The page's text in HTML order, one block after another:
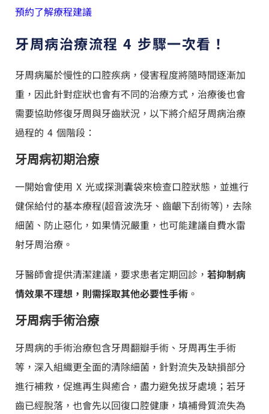
預約了解療程建議
牙周病治療流程 4 步驟一次看！
牙周病屬於慢性的口腔疾病，侵害程度將隨時間逐漸加
重，因此針對症狀也會有不同的治療方式，治療後也會
需要協助修復牙周與牙齒狀況，以下將介紹牙周病治療
過程的 4 個階段：
牙周病初期治療
一開始會使用 X 光或探測囊袋來檢查口腔狀態，並進行
健保給付的基本療程(超音波洗牙、齒齦下刮術等)，去除
細菌、防止惡化，如果情況嚴重，也可能建議自費水雷
射牙周治療。
牙醫師會提供清潔建議，要求患者定期回診， 若抑制病
情效果不理想，則需採取其他必要性手術 。
牙周病手術治療
牙周病的手術治療包含牙周翻瓣手術、牙周再生手術
等，深入組織更全面的清除細菌，針對流失及缺損部分
進行補救，促進再生與癒合，盡力避免拔牙處境；若牙
齒已經脫落，也會先以回復口腔健康，填補骨質流失為